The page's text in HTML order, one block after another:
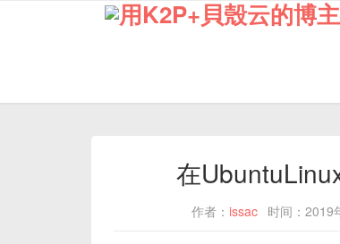
在
作者： issac 时间：2019